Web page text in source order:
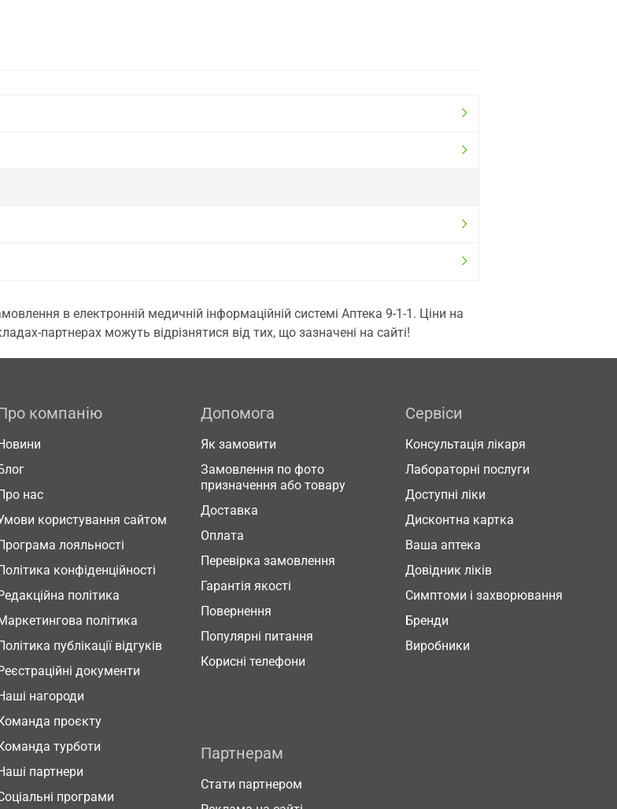
в електронній медичній інформаційній системі Аптека 9-1-1. Ціни на
партнерах можуть відрізнятися від тих, що зазначені на сайті!
компанію
нас
користування сайтом
лояльності
конфіденційності
політика
політика
публікації відгуків
документи
нагороди
проєкту
турботи
партнери
програми
Допомога
Як замовити
Замовлення по фото
призначення або товару
Доставка
Оплата
Перевірка замовлення
Гарантія якості
Повернення
Популярні питання
Корисні телефони
Сервіси
Консультація лікаря
Лабораторні послуги
Доступні ліки
Дисконтна картка
Ваша аптека
Довідник ліків
Симптоми і захворювання
Бренди
Виробники
Партнерам
Стати партнером